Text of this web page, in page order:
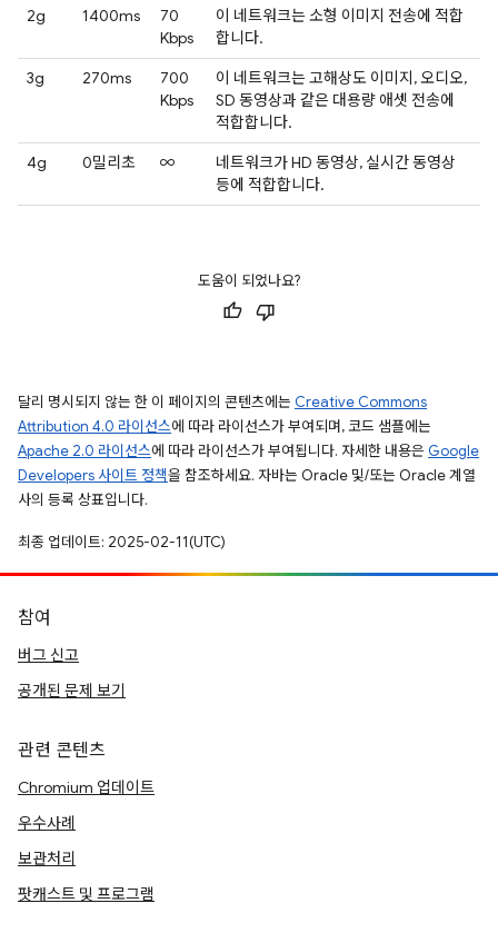
2g
1400ms
70
Kbps
이 네트워크는 소형 이미지 전송에 적합
합니다.
3g
270ms
700
Kbps
이 네트워크는 고해상도 이미지, 오디오,
SD 동영상과 같은 대용량 애셋 전송에
적합합니다.
4g
0밀리초 ∞
네트워크가 HD 동영상, 실시간 동영상
등에 적합합니다.
도움이 되었나요?
달리 명시되지 않는 한 이 페이지의 콘텐츠에는 Creative Commons
Attribution 4.0 라이선스에 따라 라이선스가 부여되며, 코드 샘플에는
Apache 2.0 라이선스에 따라 라이선스가 부여됩니다. 자세한 내용은 Google
Developers 사이트 정책을 참조하세요. 자바는 Oracle 및/또는 Oracle 계열
사의 등록 상표입니다.
최종 업데이트: 2025-02-11(UTC)
참여
버그 신고
공개된 문제 보기
관련 콘텐츠
Chromium 업데이트
우수사례
보관처리
팟캐스트 및 프로그램